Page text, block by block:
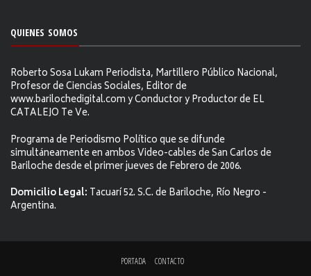
QUIENES SOMOS
Roberto Sosa Lukam Periodista, Martillero Público Nacional,
Profesor de Ciencias Sociales, Editor de
www.barilochedigital.com y Conductor y Productor de EL
CATALEJO Te Ve.
Programa de Periodismo Político que se difunde
simultáneamente en ambos Video-cables de San Carlos de
Bariloche desde el primer jueves de Febrero de 2006.
Domicilio Legal: Tacuarí 52. S.C. de Bariloche, Río Negro -
Argentina.
PORTADA CONTACTO